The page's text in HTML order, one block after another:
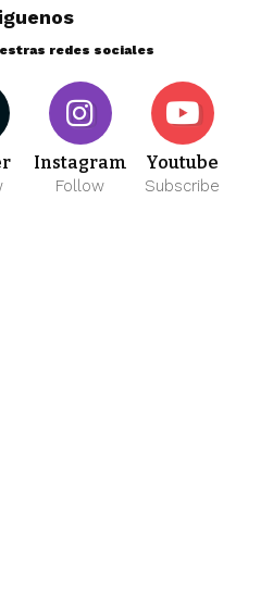
redes sociales
Instagram
Follow
Youtube
Subscribe